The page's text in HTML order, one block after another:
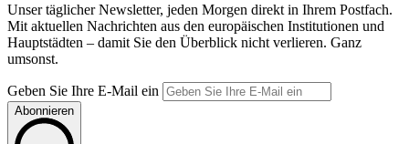
Unser täglicher Newsletter, jeden Morgen direkt in Ihrem Postfach.
Mit aktuellen Nachrichten aus den europäischen Institutionen und
Hauptstädten – damit Sie den Überblick nicht verlieren. Ganz
umsonst.
Geben Sie Ihre E-Mail ein
Abonnieren